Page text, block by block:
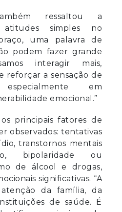
ressaltou a
simples no
uma palavra de
podem fazer grande
interagir mais,
reforçar a sensação de
especialmente em
emocional.”
principais fatores de
observados: tentativas
transtornos mentais
bipolaridade ou
de álcool e drogas,
significativas. “A
da família, da
de saúde. É